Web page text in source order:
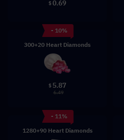
$0.69
- 10%
300+20 Heart Diamonds
$ 5.87
6.49
- 11%
1280+90 Heart Diamonds